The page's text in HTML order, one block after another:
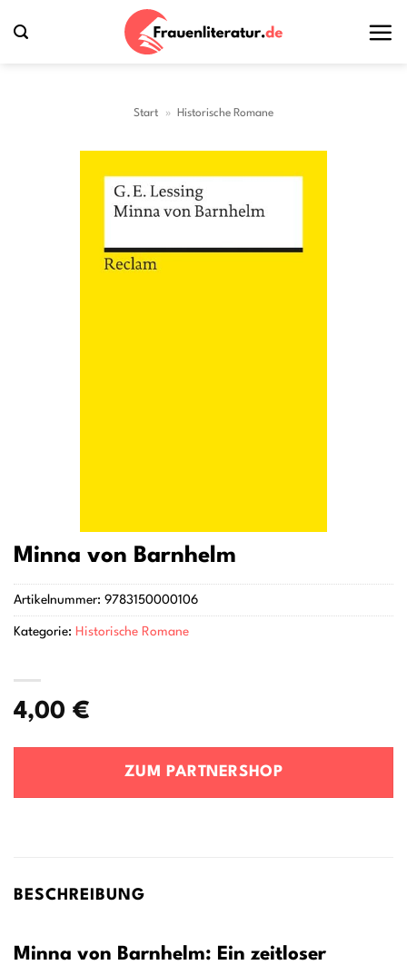
Inhalt
Start » Historische Romane
Minna von Barnhelm
4,00 €
ZUM PARTNERSHOP
Artikelnummer: 9783150000106
Kategorie: Historische Romane
BESCHREIBUNG
Minna von Barnhelm: Ein zeitloser